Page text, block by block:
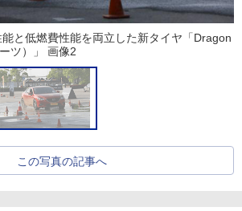
と低燃費性能を両立した新タイヤ「Dragon
ツ）」 画像2
この写真の記事へ